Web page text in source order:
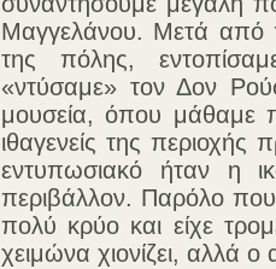
Μαγγελάνου. Μετά από
της πόλης,
«ντύσαμε» τον Δον
μουσεία, όπου μάθαμε
ιθαγενείς της
εντυπωσιακό ήταν η
περιβάλλον. Παρόλο που
πολύ κρύο και είχε
χειμώνα χιονίζει, αλλά ο